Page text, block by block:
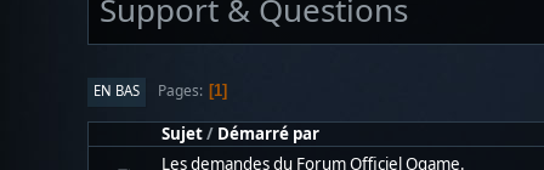
Support & Questions
EN BAS Pages 1
Sujet/ Démarré par
Les demandes du Forum Officiel Ogame.